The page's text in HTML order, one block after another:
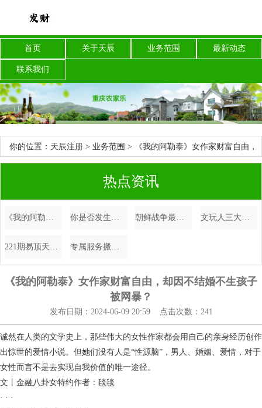
首页 关于天辰 业务范围 最新动态
联系我们
你的位置： 天辰注册 > 业务范围 > 《我的阿勒泰》女作家财富自由，
热点资讯
《我的阿勒泰》女作家财富自由，却因不结婚不生孩子被网暴？ 你是否发生了心肌梗塞，如何自己做判断？时间就是生命 朝鲜战争最丢尽脸面的参战国，派兵5千人，参战2小时被歼3500人 文玩人三大性格特点揭秘！具备这些特质，你才能玩转文玩圈
221期易顶天福彩3D预测奖号：单注号码推荐 专属服务搬到“家门口”，让企业感受杨浦营商环境的“温度”
《我的阿勒泰》女作家财富自由，却因不结婚不生孩子
被网暴？
发布日期：2024-06-09 20:59 点击次数：241
诚然在人类的文学史上，那些伟大的女性作家都会用自己的亲身经历创作
出惊世的爱情小说。但她们没有人是“性源脑”，男人、婚姻、爱情，对于
女性而言不是去实现自我价值的唯一途径。
文丨金融八卦女特约作者：毯毯
· · ·